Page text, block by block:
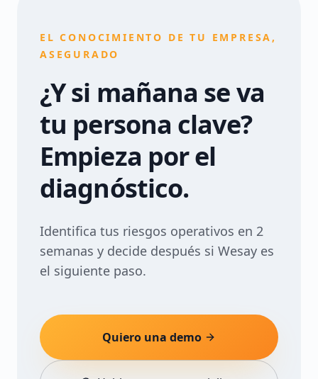
EL CONOCIMIENTO DE TU EMPRESA,
ASEGURADO
¿Y si mañana se va
tu persona clave?
Empieza por el
diagnóstico.
Identifica tus riesgos operativos en 2
semanas y decide después si Wesay es
el siguiente paso.
Quiero una demo